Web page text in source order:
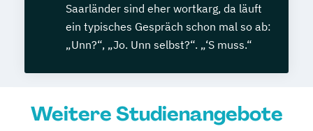
Saarländer sind eher wortkarg, da läuft
ein typisches Gespräch schon mal so ab:
„Unn?“, „Jo. Unn selbst?“. „‘S muss.“
Weitere Studienangebote